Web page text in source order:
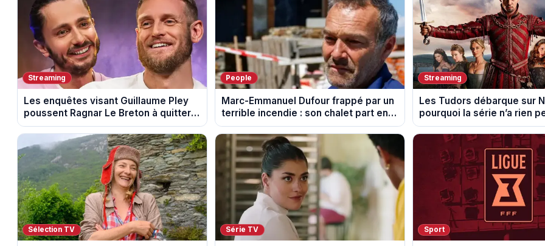
Streaming
Les enquêtes visant Guillaume Pley
poussent Ragnar Le Breton à quitter
la tournée Legend
People
Marc-Emmanuel Dufour frappé par un
terrible incendie : son chalet part en
fumée
Streaming
Les Tudors débarque sur
pourquoi la série n’a rien
son pouvoir
Sélection TV Série TV Sport